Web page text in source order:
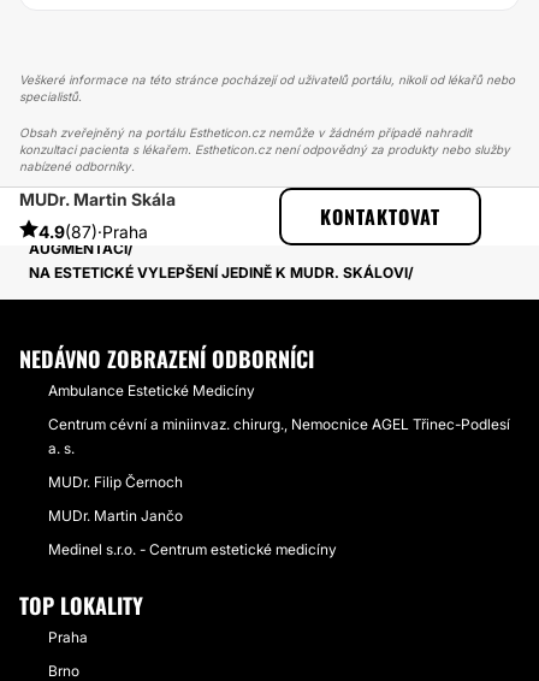
Veškeré informace na této stránce pocházejí od uživatelů portálu, nikoli od lékařů nebo
specialistů.
Obsah zveřejněný na portálu Estheticon.cz nemůže v žádném případě nahradit
konzultaci pacienta s lékařem. Estheticon.cz není odpovědný za produkty nebo služby
nabízené odborníky.
MUDr. Martin Skála
4.9(87)·Praha
KONTAKTOVAT
ESTHETICON
PŘÍBĚHY
PŘÍBĚHY TÝKAJÍCÍ SE ZÁKROKU MODELACE PRSOU S
AUGMENTACÍ
NA ESTETICKÉ VYLEPŠENÍ JEDINĚ K MUDR. SKÁLOVI
NEDÁVNO ZOBRAZENÍ ODBORNÍCI
Ambulance Estetické Medicíny
Centrum cévní a miniinvaz. chirurg., Nemocnice AGEL Třinec-Podlesí
a. s.
MUDr. Filip Černoch
MUDr. Martin Jančo
Medinel s.r.o. - Centrum estetické medicíny
TOP LOKALITY
Praha
Brno